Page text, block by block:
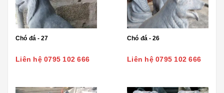
Chó đá - 27
Liên hệ 0795 102 666
Chó đá - 26
Liên hệ 0795 102 666